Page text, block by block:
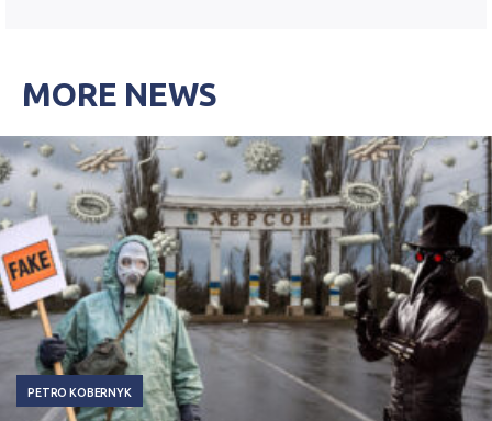
MORE NEWS
PETRO KOBERNYK